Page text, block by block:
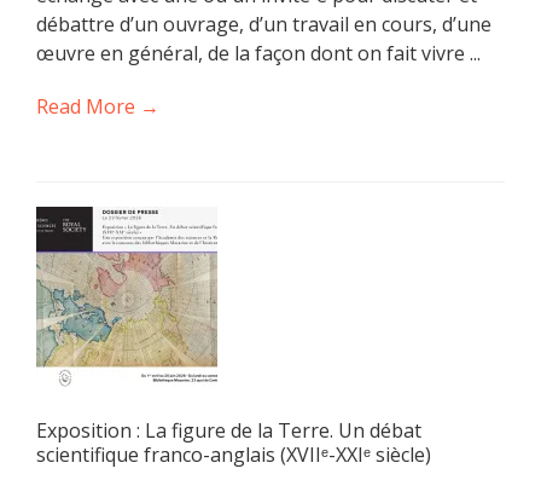
débattre d’un ouvrage, d’un travail en cours, d’une
œuvre en général, de la façon dont on fait vivre ...
Read More →
Exposition : La figure de la Terre. Un débat
scientifique franco-anglais (XVIIᵉ-XXIᵉ siècle)